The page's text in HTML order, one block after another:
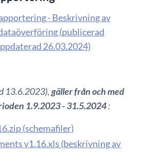
- Beskrivning av
(publicerad
26.03.2024)
13.6.2023),gäller från och med
1.9.2023 - 31.5.2024:
(schemafiler)
v1.16.xls (beskrivning av